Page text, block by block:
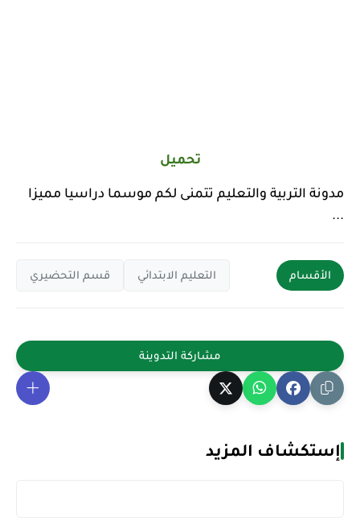
تحميل
مدونة التربية والتعليم تتمنى لكم موسما دراسيا مميزا
...
الأقسام التعليم الابتدائي قسم التحضيري
إستكشاف المزيد